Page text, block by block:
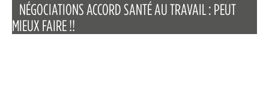
NÉGOCIATIONS ACCORD SANTÉ AU TRAVAIL : PEUT
MIEUX FAIRE !!